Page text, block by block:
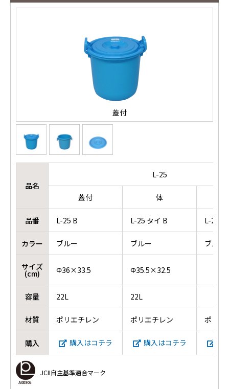
蓋付
品名
L-25
蓋付 体
品番 L-25 B L-25 タイ B L-25
カラー ブルー ブルー ブルー
サイズ
(cm) Φ36×33.5 Φ35.5×32.5
容量 22L 22L
材質 ポリエチレン ポリエチレン ポリエ
購入 購入はコチラ 購入はコチラ
JCII自主基準適合マーク